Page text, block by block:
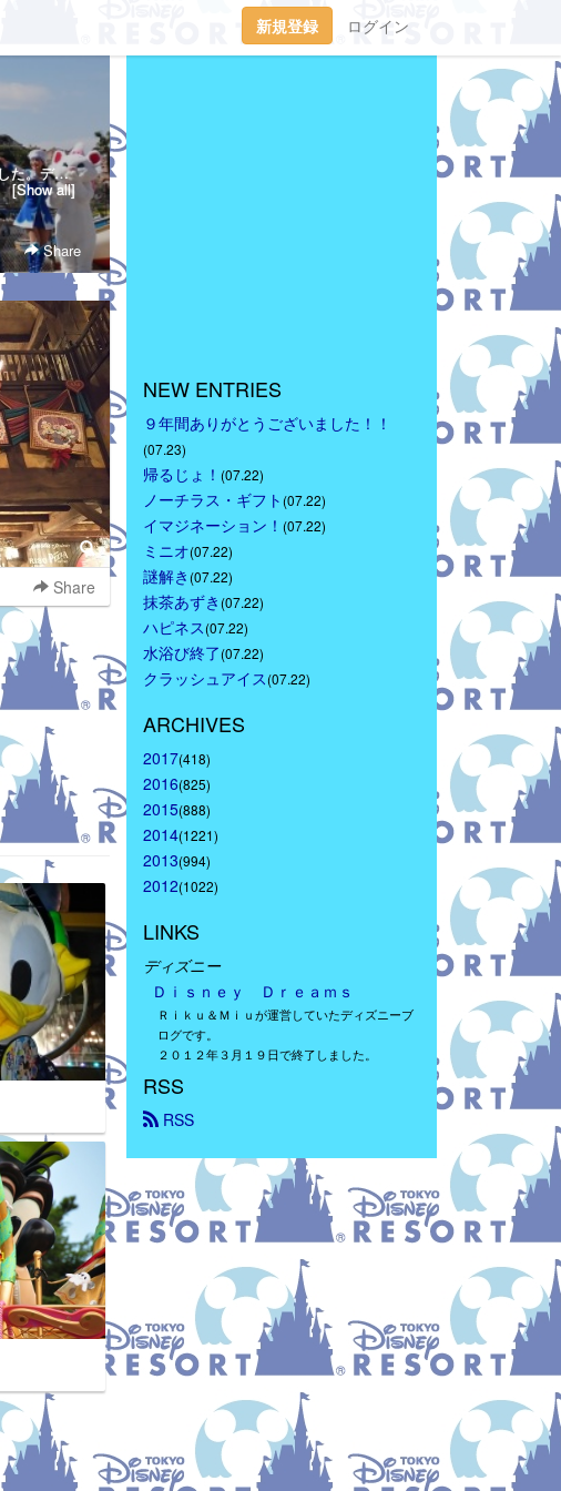
新規登録 ログイン
当サイトは２０１７年７月２３日で終了いたしました。これまでご愛読いただき、ありがとうございました。ディズニー大好き夫婦のＲｉｋｕ＆Ｍｉｕです。日々の他愛も無いことを呟きます。＜管理人＞Ｒｉｋｕ（夫）→妻の影響でディズニー好きになったにわかファンＭｉｕ（妻）→子供の頃から根っからのディズニー好きＤｉｓｎｅｙ Ｄｒｅａｍｓhttp://waltdisneymagic.blog135.fc2.com/２０１２年３月までＲｉｋｕ＆Ｍｉｕが運営していたディズニーブログです。
[Show all]
Share
Share
NEW ENTRIES
９年間ありがとうございました！！
(07.23)
帰るじょ！ (07.22)
ノーチラス・ギフト(07.22)
イマジネーション！ (07.22)
ミニオ(07.22)
謎解き(07.22)
抹茶あずき(07.22)
ハピネス(07.22)
水浴び終了(07.22)
クラッシュアイス(07.22)
ARCHIVES
2017(418)
2016(825)
2015(888)
2014(1221)
2013(994)
2012(1022)
LINKS
ディズニー
Ｄｉｓｎｅｙ　Ｄｒｅａｍｓ
Ｒｉｋｕ＆Ｍｉｕが運営していたディズニーブ
ログです。
２０１２年３月１９日で終了しました。
RSS
RSS